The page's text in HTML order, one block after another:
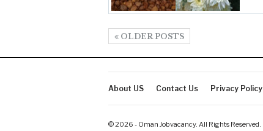
OLDER POSTS
About US Contact Us Privacy Policy
© 2026 - Oman Jobvacancy. All Rights Reserved.